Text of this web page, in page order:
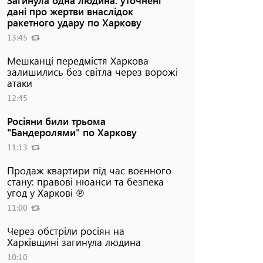
дані про жертви внаслідок
ракетного удару по Харкову
13:45
Мешканці передмістя Харкова
залишились без світла через ворожі
атаки
12:45
Росіяни били трьома
"Бандеролями" по Харкову
11:13
Продаж квартири під час воєнного
стану: правові нюанси та безпека
угод у Харкові ℗
11:00
Через обстріли росіян на
Харківщині загинула людина
10:10